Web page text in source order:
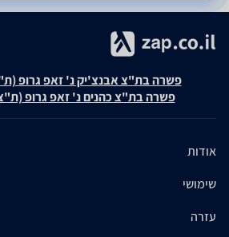
פשרה בת"צ אבנצ'יק נ' זאפ גרופ (ת"צ 23008-
פשרה בת"צ כהנים נ' זאפ גרופ (ת"צ 60371-12-
אודות
שימושי
עזרה